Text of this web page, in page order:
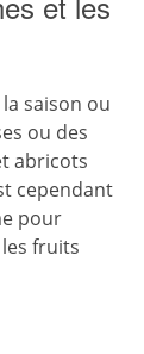
saison ou
ou des
abricots
cependant
pour
fruits